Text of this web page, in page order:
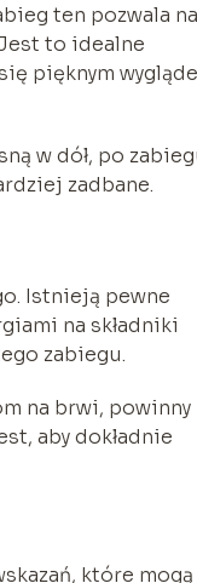
ten pozwala na
to idealne
pięknym
w dół, po
zadbane.
Istnieją pewne
na składniki
zabiegu.
na brwi, powinny
aby dokładnie
które mogą